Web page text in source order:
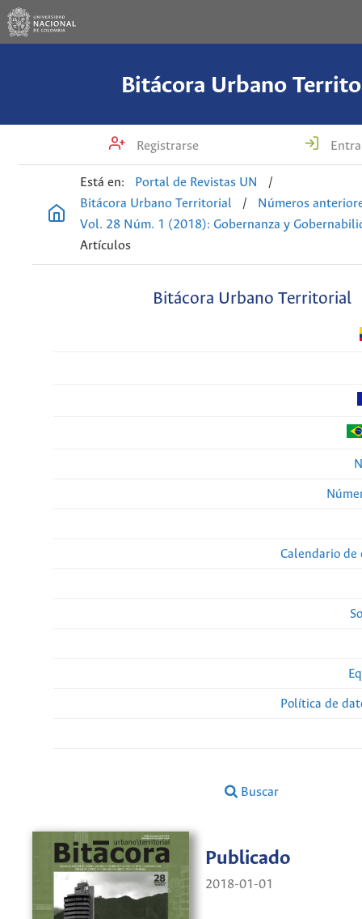
Bitácora Urbano
Registrarse
Está en: Portal de Revistas UN
/
Bitácora Urbano Territorial
/
Números
Vol. 28 Núm. 1 (2018): Gobernanza y
Artículos
Bitácora Urbano Territorial
Calendario de
Política de
Buscar
Publicado
2018-01-01